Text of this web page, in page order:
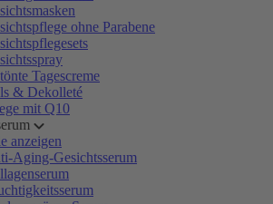
ohne Parabene
Tagescreme
& Dekolleté
mit Q10
anzeigen
Aging-Gesichtsserum